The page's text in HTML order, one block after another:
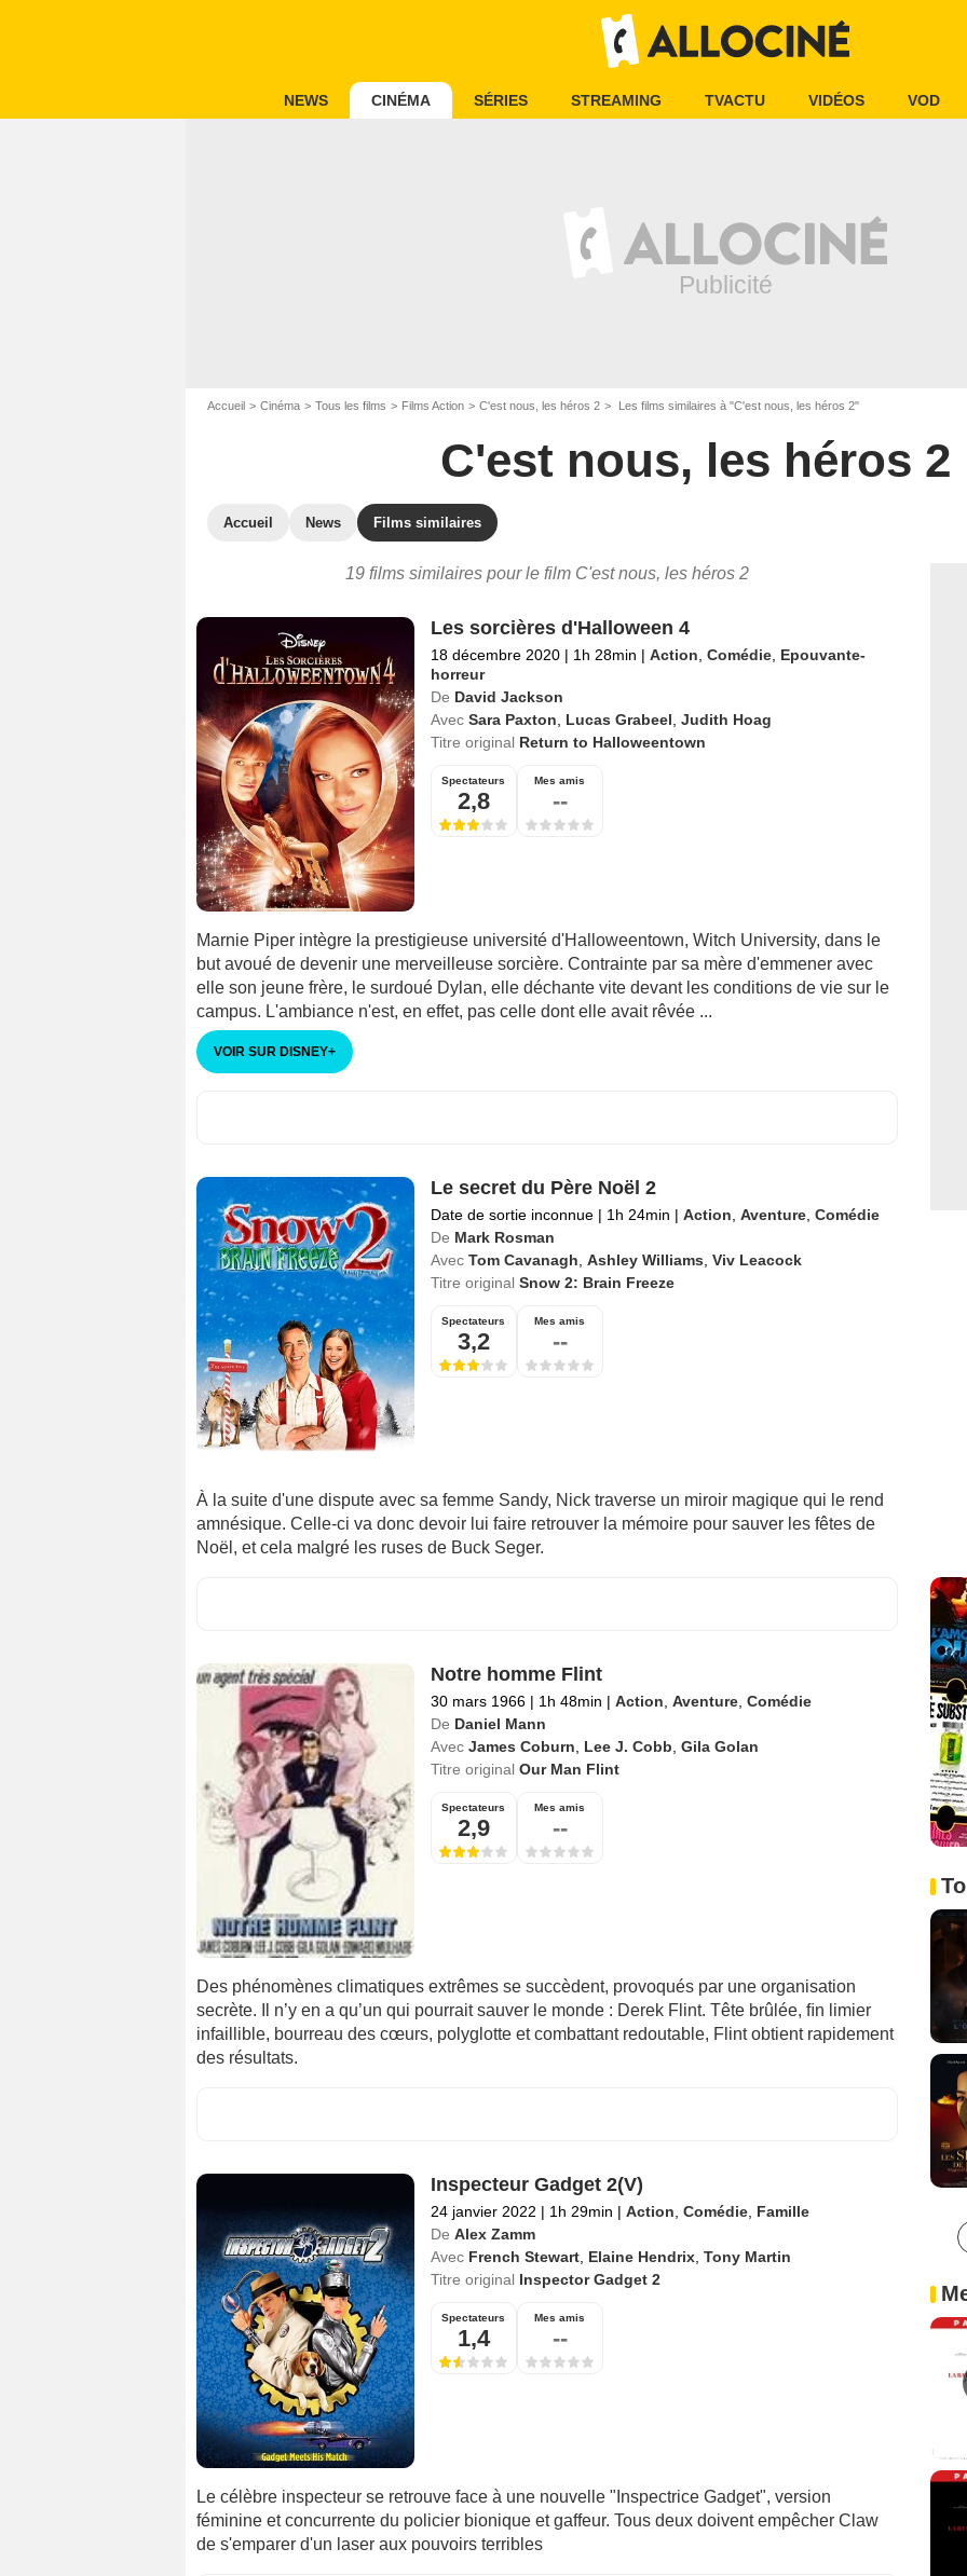
NEWS CINÉMA SÉRIES STREAMING TVACTU VIDÉOS VOD
Accueil Cinéma Tous les films Films Action C'est nous, les héros 2 Les films similaires à "C'est nous, les héros 2"
C'est nous, les héros 2
Accueil News Films similaires
19 films similaires pour le film C'est nous, les héros 2
Les sorcières d'Halloween 4
18 décembre 2020 | 1h 28min | Action Comédie, Epouvante-
horreur
De David Jackson
Avec Sara Paxton Lucas Grabeel Judith Hoag
Titre original Return to Halloweentown
Spectateurs
2,8
Mes amis
--
Marnie Piper intègre la prestigieuse université d'Halloweentown, Witch University, dans le
but avoué de devenir une merveilleuse sorcière. Contrainte par sa mère d'emmener avec
elle son jeune frère, le surdoué Dylan, elle déchante vite devant les conditions de vie sur le
campus. L'ambiance n'est, en effet, pas celle dont elle avait rêvée ...
VOIR SUR DISNEY+
Le secret du Père Noël 2
Date de sortie inconnue | 1h 24min | Action Aventure, Comédie
De Mark Rosman
Avec Tom Cavanagh Ashley Williams Viv Leacock
Titre original Snow 2: Brain Freeze
Spectateurs
3,2
Mes amis
--
À la suite d'une dispute avec sa femme Sandy, Nick traverse un miroir magique qui le rend
amnésique. Celle-ci va donc devoir lui faire retrouver la mémoire pour sauver les fêtes de
Noël, et cela malgré les ruses de Buck Seger.
Notre homme Flint
30 mars 1966 | 1h 48min | Action Aventure, Comédie
De Daniel Mann
Avec James Coburn Lee J. Cobb Gila Golan
Titre original Our Man Flint
Spectateurs
2,9
Mes amis
--
Des phénomènes climatiques extrêmes se succèdent, provoqués par une organisation
secrète. Il n’y en a qu’un qui pourrait sauver le monde : Derek Flint. Tête brûlée, ﬁn limier
infaillible, bourreau des cœurs, polyglotte et combattant redoutable, Flint obtient rapidement
des résultats.
Inspecteur Gadget 2(V)
24 janvier 2022 | 1h 29min | Action, Comédie, Famille
De Alex Zamm
Avec French Stewart, Elaine Hendrix, Tony Martin
Titre original Inspector Gadget 2
Spectateurs
1,4
Mes amis
--
Le célèbre inspecteur se retrouve face à une nouvelle "Inspectrice Gadget", version
féminine et concurrente du policier bionique et gaffeur. Tous deux doivent empêcher Claw
de s'emparer d'un laser aux pouvoirs terribles